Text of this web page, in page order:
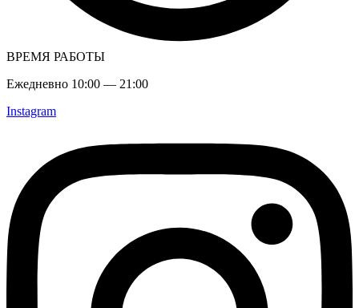
ВРЕМЯ РАБОТЫ
Ежедневно 10:00 — 21:00
Instagram